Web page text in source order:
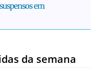
em
da semana